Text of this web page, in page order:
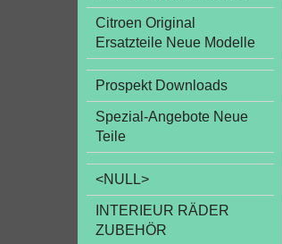
Citroen Original
Ersatzteile Neue Modelle
Prospekt Downloads
Spezial-Angebote Neue
Teile
<NULL>
INTERIEUR RÄDER
ZUBEHÖR